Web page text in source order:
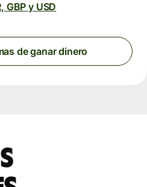
GBP y USD
de ganar dinero